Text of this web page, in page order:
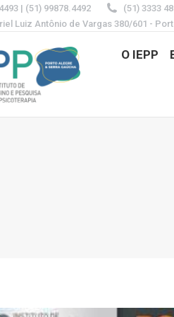
| (51) 99878.4492
(51) 3333
Luiz Antônio de Vargas 380/601 -
O IEPP